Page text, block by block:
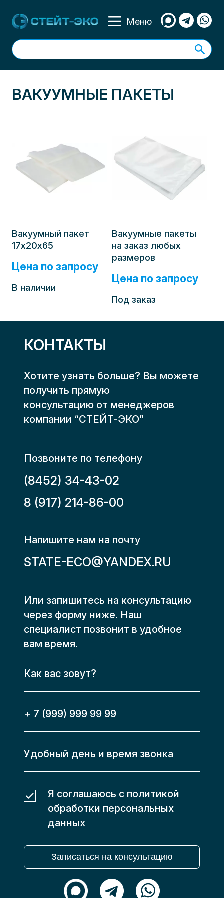
основному
Меню
ВАКУУМНЫЕ ПАКЕТЫ
Вакуумный пакет
17х20х65
Цена по запросу
В наличии
Вакуумные пакеты
на заказ любых
размеров
Цена по запросу
Под заказ
КОНТАКТЫ
Хотите узнать больше? Вы можете
получить прямую
консультацию от менеджеров
компании “СТЕЙТ-ЭКО”
Позвоните по телефону
(8452) 34-43-02
8 (917) 214-86-00
Напишите нам на почту
STATE-ECO@YANDEX.RU
Или запишитесь на консультацию
через форму ниже. Наш
специалист позвонит в удобное
вам время.
Я соглашаюсь с политикой
обработки персональных
данных
Записаться на консультацию